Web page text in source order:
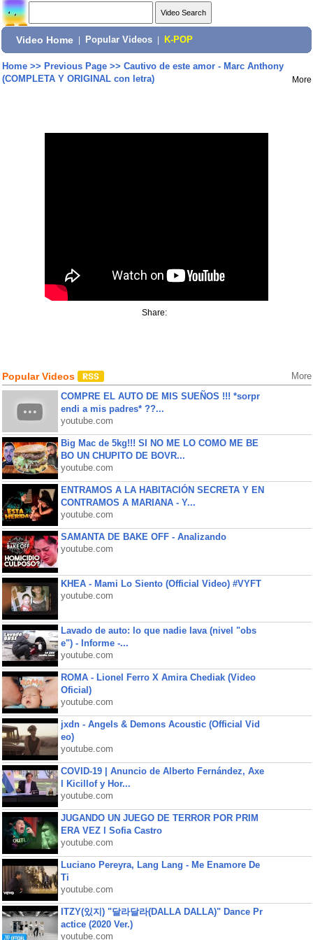
Video Home Popular Videos K-POP
Home>> Previous Page>> Cautivo de este amor - Marc Anthony
(COMPLETA Y ORIGINAL con letra)
More
Share:
Popular Videos More
COMPRE EL AUTO DE MIS SUEÑOS !!! *sorpr
endi a mis padres* ??...
youtube.com
Big Mac de 5kg!!! SI NO ME LO COMO ME BE
BO UN CHUPITO DE BOVR...
youtube.com
ENTRAMOS A LA HABITACIÓN SECRETA Y EN
CONTRAMOS A MARIANA - Y...
youtube.com
SAMANTA DE BAKE OFF - Analizando
youtube.com
KHEA - Mami Lo Siento (Official Video) #VYFT
youtube.com
Lavado de auto: lo que nadie lava (nivel "obs
e") - Informe -...
youtube.com
ROMA - Lionel Ferro X Amira Chediak (Video
Oficial)
youtube.com
jxdn - Angels & Demons Acoustic (Official Vid
eo)
youtube.com
COVID-19 | Anuncio de Alberto Fernández, Axe
l Kicillof y Hor...
youtube.com
JUGANDO UN JUEGO DE TERROR POR PRIM
ERA VEZ l Sofia Castro
youtube.com
Luciano Pereyra, Lang Lang - Me Enamore De
Ti
youtube.com
ITZY(있지) "달라달라(DALLA DALLA)" Dance Pr
actice (2020 Ver.)
youtube.com